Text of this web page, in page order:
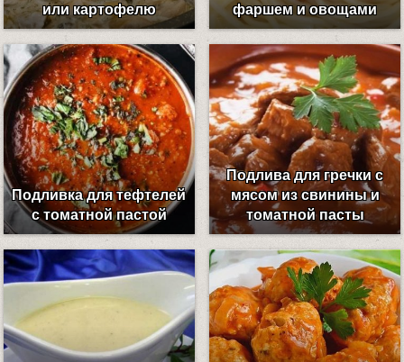
или картофелю
фаршем и овощами
Подливка для тефтелей
с томатной пастой
Подлива для гречки с
мясом из свинины и
томатной пасты